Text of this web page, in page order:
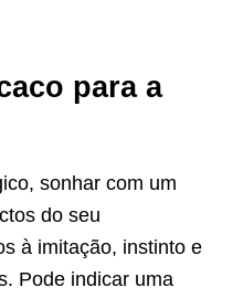
para a
sonhar com um
do seu
à imitação, instinto e
Pode indicar uma